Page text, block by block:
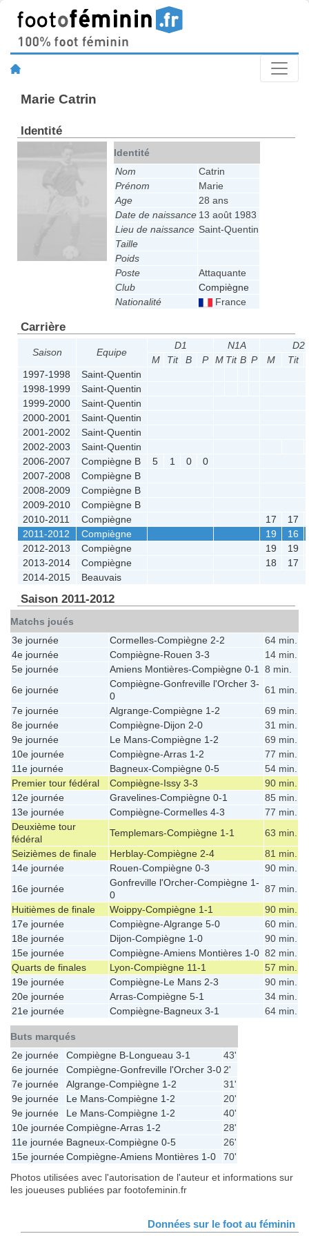
Marie Catrin
Identité
Identité
Nom
Catrin
Prénom
Marie
Age
28 ans
Date de naissance 13 août 1983
Lieu de naissance Saint-Quentin
Taille
Poids
Poste
Attaquante
Club
Compiègne
Nationalité
France
Carrière
Saison Equipe
D1 N1A
D2
M
Tit B P M Tit B P M
Tit
1997-1998
Saint-Quentin
1998-1999
Saint-Quentin
1999-2000
Saint-Quentin
2000-2001
Saint-Quentin
2001-2002
Saint-Quentin
2002-2003
Saint-Quentin
2006-2007
Compiègne B 5 1 0
0
2007-2008
Compiègne B
2008-2009
Compiègne B
2009-2010
Compiègne B
2010-2011
Compiègne 17
17
2011-2012
Compiègne 19
16
2012-2013
Compiègne 19
19
2013-2014
Compiègne 18
17
2014-2015
Beauvais
Saison 2011-2012
Matchs joués
3e journée
Cormelles-Compiègne 2-2
64 min.
4e journée
Compiègne-Rouen 3-3
14 min.
5e journée
Amiens Montières-Compiègne 0-1
8 min.
6e journée
Compiègne-Gonfreville l'Orcher 3-
0
61 min.
7e journée
Algrange-Compiègne 1-2
69 min.
8e journée
Compiègne-Dijon 2-0
31 min.
9e journée
Le Mans-Compiègne 1-2
69 min.
10e journée
Compiègne-Arras 1-2
77 min.
11e journée
Bagneux-Compiègne 0-5
54 min.
Premier tour fédéral
Compiègne-Issy 3-3
90 min.
12e journée
Gravelines-Compiègne 0-1
85 min.
13e journée
Compiègne-Cormelles 4-3
77 min.
Deuxième tour
fédéral
Templemars-Compiègne 1-1
63 min.
Seizièmes de finale
Herblay-Compiègne 2-4
81 min.
14e journée
Rouen-Compiègne 0-3
90 min.
16e journée
Gonfreville l'Orcher-Compiègne 1-
0
87 min.
Huitièmes de finale
Woippy-Compiègne 1-1
90 min.
17e journée
Compiègne-Algrange 5-0
60 min.
18e journée
Dijon-Compiègne 1-0
90 min.
15e journée
Compiègne-Amiens Montières 1-0 82 min.
Quarts de finales
Lyon-Compiègne 11-1
57 min.
19e journée
Compiègne-Le Mans 2-3
90 min.
20e journée
Arras-Compiègne 5-1
34 min.
21e journée
Compiègne-Bagneux 3-1 64 min.
Buts marqués
2e journée
Compiègne B-Longueau 3-1
43'
6e journée
Compiègne-Gonfreville l'Orcher 3-02'
7e journée
Algrange-Compiègne 1-2
31'
9e journée
Le Mans-Compiègne 1-2
20'
9e journée
Le Mans-Compiègne 1-2
40'
10e journéeCompiègne-Arras 1-2
28'
11e journée Bagneux-Compiègne 0-5
26'
15e journéeCompiègne-Amiens Montières 1-0
70'
Photos utilisées avec l'autorisation de l'auteur et informations sur
les joueuses publiées par footofeminin.fr
Données sur le foot au féminin